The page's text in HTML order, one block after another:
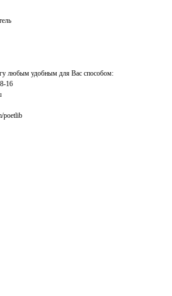
любым удобным для Вас способом:
16
poetlib